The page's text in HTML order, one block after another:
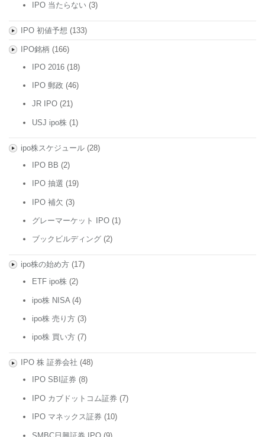
IPO 当たらない (3)
IPO 初値予想 (133)
IPO銘柄 (166)
IPO 2016 (18)
IPO 郵政 (46)
JR IPO (21)
USJ ipo株 (1)
ipo株スケジュール(28)
IPO BB (2)
IPO 抽選 (19)
IPO 補欠 (3)
グレーマーケット IPO (1)
ブックビルディング (2)
ipo株の始め方(17)
ETF ipo株 (2)
ipo株 NISA (4)
ipo株 売り方 (3)
ipo株 買い方 (7)
IPO 株 証券会社 (48)
IPO SBI証券 (8)
IPO カブドットコム証券 (7)
IPO マネックス証券 (10)
SMBC日興証券 IPO (9)